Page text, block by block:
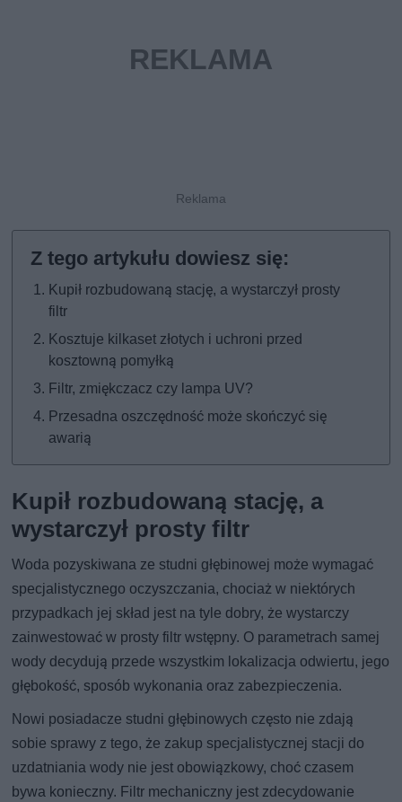
Kupił rozbudowaną stację, a wystarczył prosty
filtr
Kosztuje kilkaset złotych i uchroni przed
kosztowną pomyłką
Filtr, zmiękczacz czy lampa UV?
Przesadna oszczędność może skończyć się
awarią
Kupił rozbudowaną stację, a
wystarczył prosty filtr
Woda pozyskiwana ze studni głębinowej może wymagać
specjalistycznego oczyszczania, chociaż w niektórych
przypadkach jej skład jest na tyle dobry, że wystarczy
zainwestować w prosty filtr wstępny. O parametrach samej
wody decydują przede wszystkim lokalizacja odwiertu, jego
głębokość, sposób wykonania oraz zabezpieczenia.
Nowi posiadacze studni głębinowych często nie zdają
sobie sprawy z tego, że zakup specjalistycznej stacji do
uzdatniania wody nie jest obowiązkowy, choć czasem
bywa konieczny. Filtr mechaniczny jest zdecydowanie